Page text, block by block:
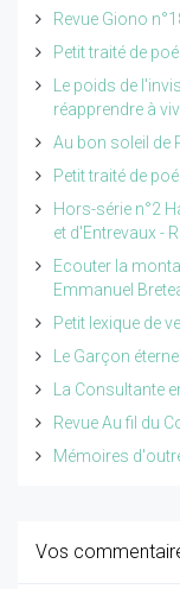
Revue Giono
Petit traité de
Le poids de
réapprendre à
Au bon soleil de
Petit traité de
Hors-série n°2
et d'Entrevaux -
Ecouter la
Emmanuel
Petit lexique de
Le Garçon
La Consultante
Revue Au fil du
Mémoires
Vos